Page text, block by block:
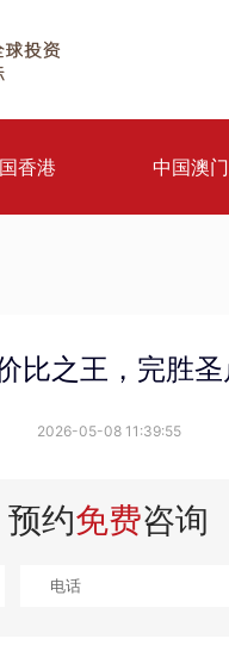
香港 中国澳门
比之王，完胜圣
2026-05-08 11:39:55
预约免费咨询